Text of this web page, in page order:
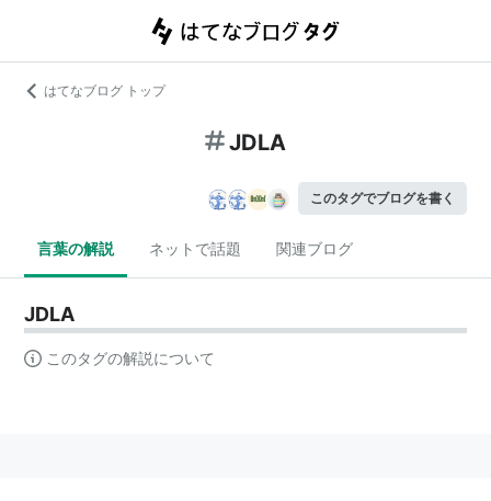
はてなブログ トップ
JDLA
このタグでブログを書く
言葉の解説 ネットで話題 関連ブログ
JDLA
このタグの解説について